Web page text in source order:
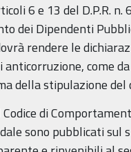
6 e 13 del D.P.R.
dei Dipendenti
rendere le
come
della stipulazione
di
sono pubblicati sul